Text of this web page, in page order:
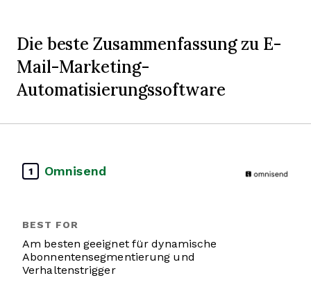
Die beste Zusammenfassung zu E-
Mail-Marketing-
Automatisierungssoftware
1 Omnisend
Am besten geeignet für dynamische
Abonnentensegmentierung und
Verhaltenstrigger